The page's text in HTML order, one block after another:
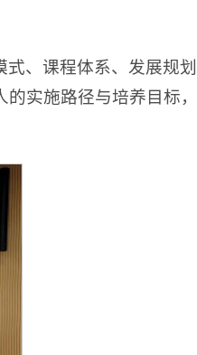
、课程体系、发展规
实施路径与培养目标